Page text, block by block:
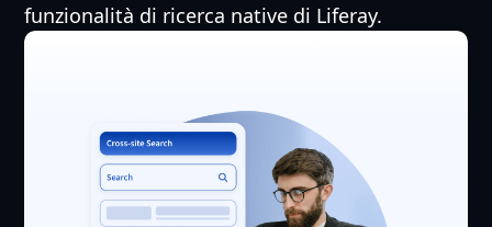
funzionalità di ricerca native di Liferay.